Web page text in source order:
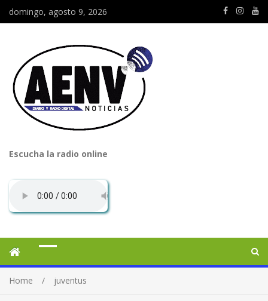
domingo, agosto 9, 2026
Escucha la radio online
Home juventus